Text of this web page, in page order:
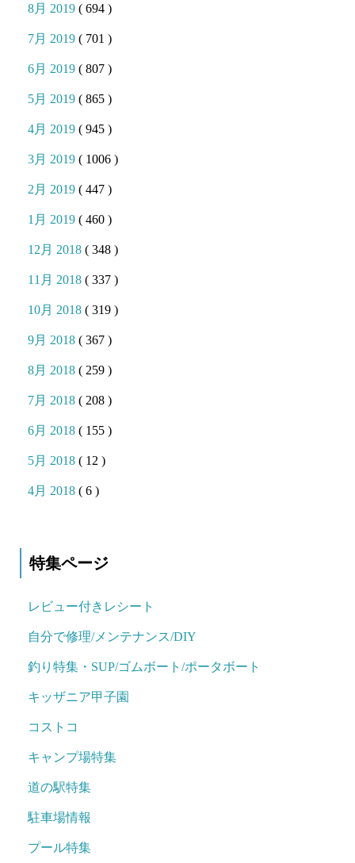
8月 2019( 694 )
7月 2019( 701 )
6月 2019( 807 )
5月 2019( 865 )
4月 2019( 945 )
3月 2019( 1006 )
2月 2019( 447 )
1月 2019( 460 )
12月 2018( 348 )
11月 2018( 337 )
10月 2018( 319 )
9月 2018( 367 )
8月 2018( 259 )
7月 2018( 208 )
6月 2018( 155 )
5月 2018( 12 )
4月 2018( 6 )
特集ページ
レビュー付きレシート
自分で修理/メンテナンス/DIY
釣り特集・SUP/ゴムボート/ポータボート
キッザニア甲子園
コストコ
キャンプ場特集
道の駅特集
駐車場情報
プール特集